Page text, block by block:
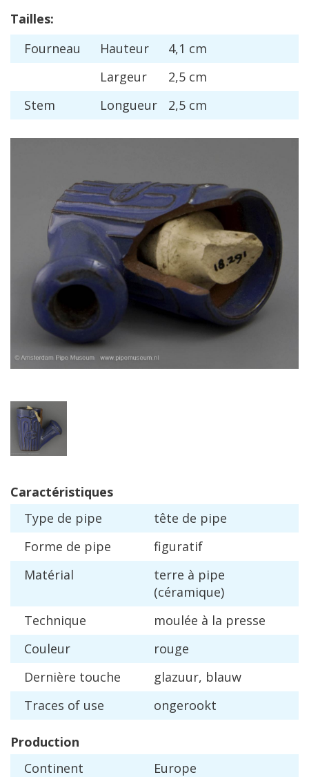
Tailles:
Fourneau
Hauteur 4,1 cm
Largeur
2,5 cm
Stem
Longueur 2,5 cm
Caractéristiques
Type de pipe tête de pipe
Forme de pipe
figuratif
Matérial terre à pipe
(céramique)
Technique
moulée à la presse
Couleur
rouge
Dernière touche glazuur, blauw
Traces of use ongerookt
Production
Continent
Europe